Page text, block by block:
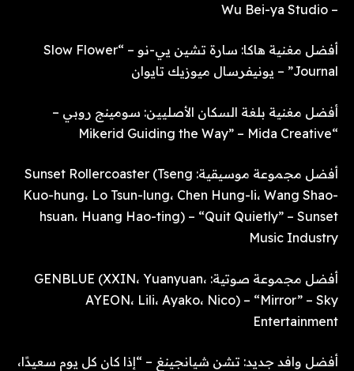
– Wu Bei-ya Studio
أفضل مغنية هاكا: سارة تشين يي-نو – “Slow Flower
Journal” – يونيفرسال ميوزيك تايوان
أفضل مغنية بلغة السكان الأصليين: سومينج روبي –
“Mikerid Guiding the Way” – Mida Creative
أفضل مجموعة موسيقية: Sunset Rollercoaster (Tseng
Kuo-hung، Lo Tsun-lung، Chen Hung-li، Wang Shao-
hsuan، Huang Hao-ting) – “Quit Quietly” – Sunset
Music Industry
أفضل مجموعة صوتية: GENBLUE (XXIN، Yuanyuan،
AYEON، Lili، Ayako، Nico) – “Mirror” – Sky
Entertainment
أفضل وافد جديد: تشن شيانجينغ – “إذا كان كل يوم سعيدًا،